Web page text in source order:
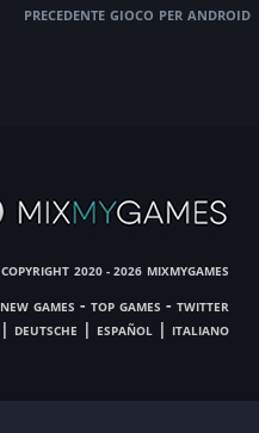
precedente gioco per android
copyright 2020 - 2026 mixmygames
new games - top games - twitter
| deutsche | español | italiano